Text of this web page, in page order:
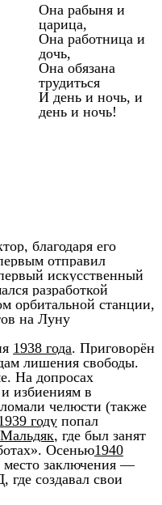
Она рабыня и
царица,
Она работница и
дочь,
Она обязана
трудиться
И день и ночь, и
день и ночь!
благодаря его
отправил
искусственный
разработкой
орбитальной станции,
на Луну
1938 года. Приговорён
лишения свободы.
На допросах
избиениям в
челюсти (также
году попал
Мальдяк, где был занят
Осенью1940
место заключения —
создавал свои